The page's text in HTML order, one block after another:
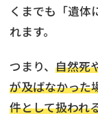
くまでも「遺体
れます。
つまり、 自然死
が及ばなかった
件として扱われ